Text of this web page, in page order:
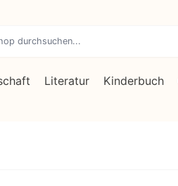
Literatur Kinderbuch